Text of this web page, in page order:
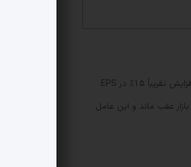
جی پی مورگان تاکید کرده است که نتایج سه ماهه رابینهود «قوی اما کم کیفیت» بوده است. برآورد تحلیلگران به رهبری کنت وورثینگتون نشان می دهد که افزایش تقریباً 15٪ در EPS
بازار عقب ماند و این عامل